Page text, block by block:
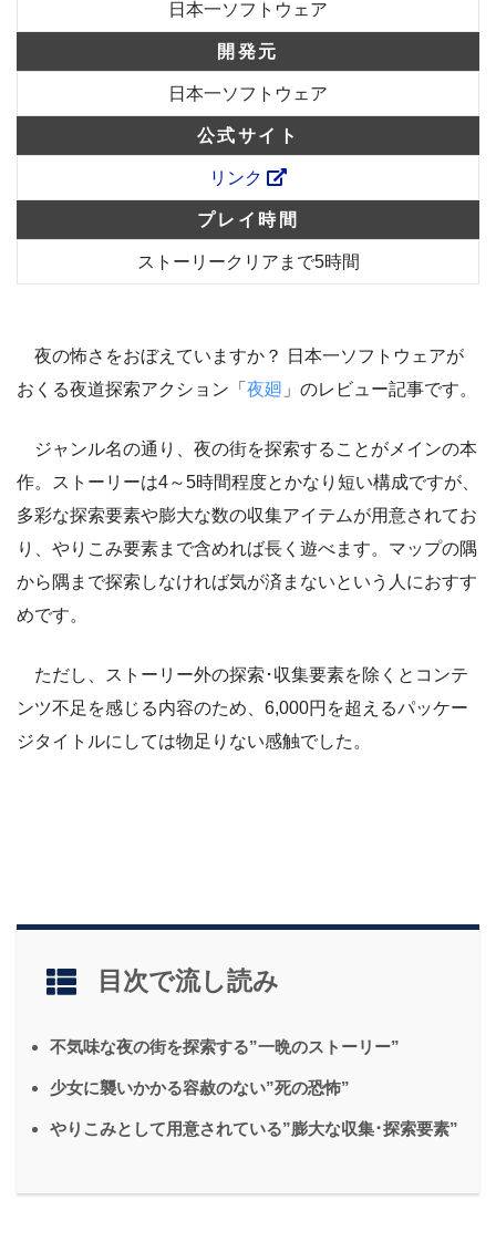
日本一ソフトウェア
開発元
日本一ソフトウェア
公式サイト
リンク
プレイ時間
ストーリークリアまで5時間
夜の怖さをおぼえていますか？ 日本一ソフトウェアが
おくる夜道探索アクション「 夜廻 」 のレビュー記事です。
ジャンル名の通り、夜の街を探索することがメインの本
作。ストーリーは4～5時間程度とかなり短い構成ですが、
多彩な探索要素や膨大な数の収集アイテムが用意されてお
り、やりこみ要素まで含めれば長く遊べます。マップの隅
から隅まで探索しなければ気が済まないという人におすす
めです。
ただし、ストーリー外の探索･収集要素を除くとコンテ
ンツ不足を感じる内容のため、6,000円を超えるパッケー
ジタイトルにしては物足りない感触でした。
目次で流し読み
不気味な夜の街を探索する”一晩のストーリー”
少女に襲いかかる容赦のない”死の恐怖”
やりこみとして用意されている”膨大な収集･探索要素”